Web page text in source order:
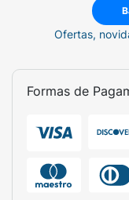
Ofertas,
Formas de